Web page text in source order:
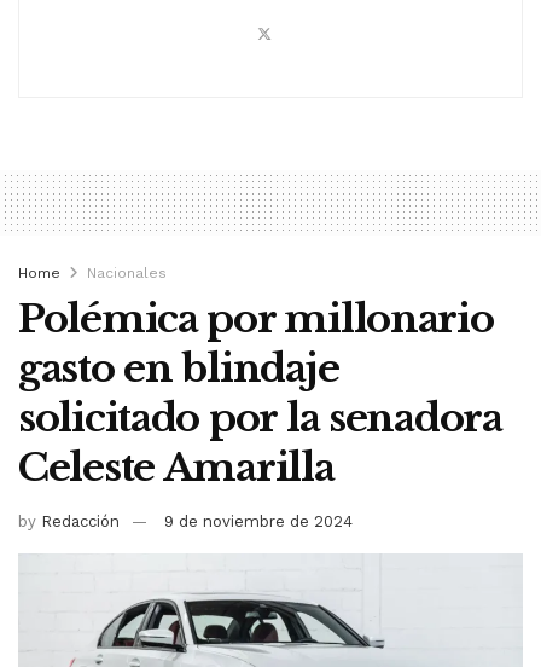
Home Nacionales
Polémica por millonario
gasto en blindaje
solicitado por la senadora
Celeste Amarilla
by Redacción 9 de noviembre de 2024